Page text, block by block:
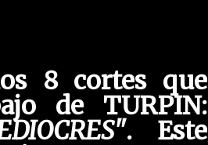
8 cortes que
de TURPIN:
. Este